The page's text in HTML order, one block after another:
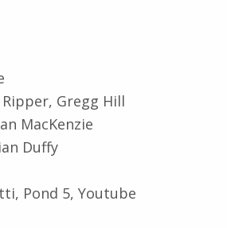
Gregg Hill
MacKenzie
Duffy
Pond 5, Youtube